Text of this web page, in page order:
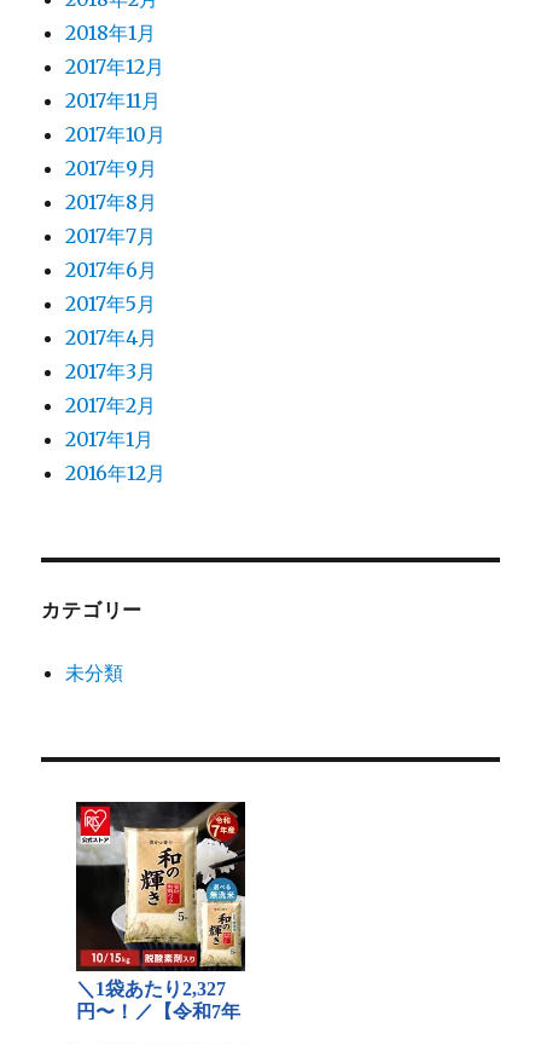
2018年1月
2017年12月
2017年11月
2017年10月
2017年9月
2017年8月
2017年7月
2017年6月
2017年5月
2017年4月
2017年3月
2017年2月
2017年1月
2016年12月
カテゴリー
未分類